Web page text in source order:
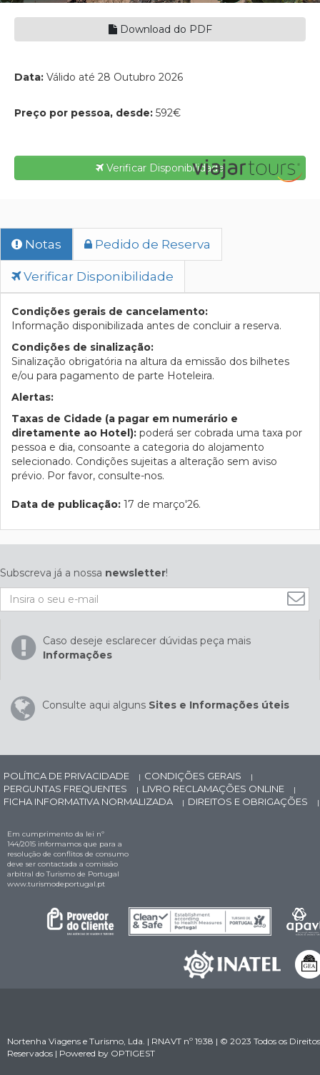
Download do PDF
Data: Válido até 28 Outubro 2026
Preço por pessoa, desde: 592€
Verificar Disponibilidade
Notas Pedido de Reserva
Verificar Disponibilidade
Condições gerais de cancelamento:
Informação disponibilizada antes de concluir a reserva.
Condições de sinalização:
Sinalização obrigatória na altura da emissão dos bilhetes
e/ou para pagamento de parte Hoteleira.
Alertas:
Taxas de Cidade (a pagar em numerário e
diretamente ao Hotel): poderá ser cobrada uma taxa por
pessoa e dia, consoante a categoria do alojamento
selecionado. Condições sujeitas a alteração sem aviso
prévio. Por favor, consulte-nos.
Data de publicação: 17 de março'26.
Subscreva já a nossa newsletter!
Caso deseje esclarecer dúvidas peça mais
Informações
Consulte aqui alguns Sites e Informações úteis
POLÍTICA DE PRIVACIDADE | CONDIÇÕES GERAIS |
PERGUNTAS FREQUENTES | LIVRO RECLAMAÇÕES ONLINE |
FICHA INFORMATIVA NORMALIZADA | DIREITOS E OBRIGAÇÕES |
Em cumprimento da lei nº
144/2015 informamos que para a
resolução de conflitos de consumo
deve ser contactada a comissão
arbitral do Turismo de Portugal
www.turismodeportugal.pt
Nortenha Viagens e Turismo, Lda. | RNAVT nº 1938 | © 2023 Todos os Direitos
Reservados | Powered by OPTIGEST